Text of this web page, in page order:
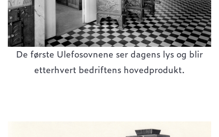
De første Ulefosovnene ser dagens lys og blir
etterhvert bedriftens hovedprodukt.